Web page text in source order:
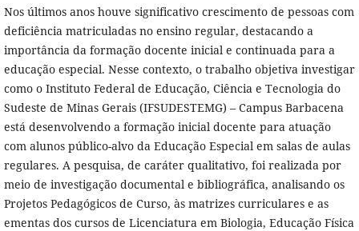
Nos últimos anos houve significativo crescimento de pessoas com
deficiência matriculadas no ensino regular, destacando a
importância da formação docente inicial e continuada para a
educação especial. Nesse contexto, o trabalho objetiva investigar
como o Instituto Federal de Educação, Ciência e Tecnologia do
Sudeste de Minas Gerais (IFSUDESTEMG) – Campus Barbacena
está desenvolvendo a formação inicial docente para atuação
com alunos público-alvo da Educação Especial em salas de aulas
regulares. A pesquisa, de caráter qualitativo, foi realizada por
meio de investigação documental e bibliográfica, analisando os
Projetos Pedagógicos de Curso, às matrizes curriculares e as
ementas dos cursos de Licenciatura em Biologia, Educação Física